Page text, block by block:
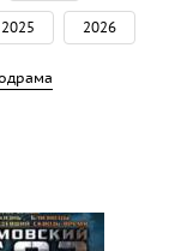
2025 2026